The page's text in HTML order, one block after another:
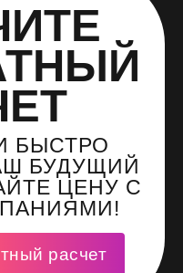
БЫСТРО
БУДУЩИЙ
ЦЕНУ С
расчет